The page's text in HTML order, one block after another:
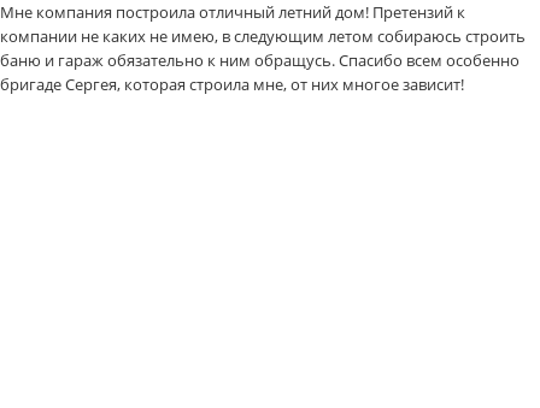
Мне компания построила отличный летний дом! Претензий к
компании не каких не имею, в следующим летом собираюсь строить
баню и гараж обязательно к ним обращусь. Спасибо всем особенно
бригаде Сергея, которая строила мне, от них многое зависит!